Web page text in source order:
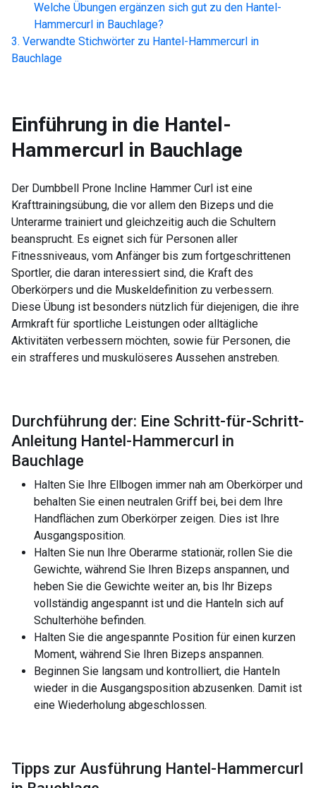
Welche Übungen ergänzen sich gut zu den Hantel-
Hammercurl in Bauchlage?
Verwandte Stichwörter zu Hantel-Hammercurl in
Bauchlage
Einführung in die Hantel-
Hammercurl in Bauchlage
Der Dumbbell Prone Incline Hammer Curl ist eine
Krafttrainingsübung, die vor allem den Bizeps und die
Unterarme trainiert und gleichzeitig auch die Schultern
beansprucht. Es eignet sich für Personen aller
Fitnessniveaus, vom Anfänger bis zum fortgeschrittenen
Sportler, die daran interessiert sind, die Kraft des
Oberkörpers und die Muskeldefinition zu verbessern.
Diese Übung ist besonders nützlich für diejenigen, die ihre
Armkraft für sportliche Leistungen oder alltägliche
Aktivitäten verbessern möchten, sowie für Personen, die
ein strafferes und muskulöseres Aussehen anstreben.
Durchführung der: Eine Schritt-für-Schritt-
Anleitung Hantel-Hammercurl in
Bauchlage
Halten Sie Ihre Ellbogen immer nah am Oberkörper und
behalten Sie einen neutralen Griff bei, bei dem Ihre
Handflächen zum Oberkörper zeigen. Dies ist Ihre
Ausgangsposition.
Halten Sie nun Ihre Oberarme stationär, rollen Sie die
Gewichte, während Sie Ihren Bizeps anspannen, und
heben Sie die Gewichte weiter an, bis Ihr Bizeps
vollständig angespannt ist und die Hanteln sich auf
Schulterhöhe befinden.
Halten Sie die angespannte Position für einen kurzen
Moment, während Sie Ihren Bizeps anspannen.
Beginnen Sie langsam und kontrolliert, die Hanteln
wieder in die Ausgangsposition abzusenken. Damit ist
eine Wiederholung abgeschlossen.
Tipps zur Ausführung Hantel-Hammercurl